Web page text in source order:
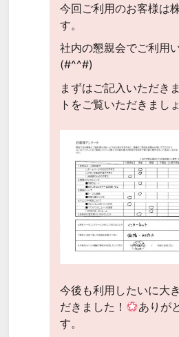
今回ご利用のお客様は
す。
社内の懇親会でご利用
(#^^#)
まずはご記入いただき
トをご覧いただきましょ
今後も利用したいに大
だきました！
ありが
す。